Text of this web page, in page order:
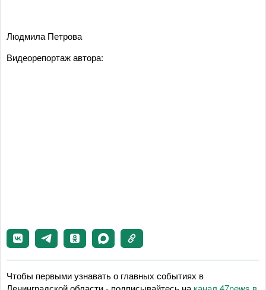
Людмила Петрова
Видеорепортаж автора:
Чтобы первыми узнавать о главных событиях в